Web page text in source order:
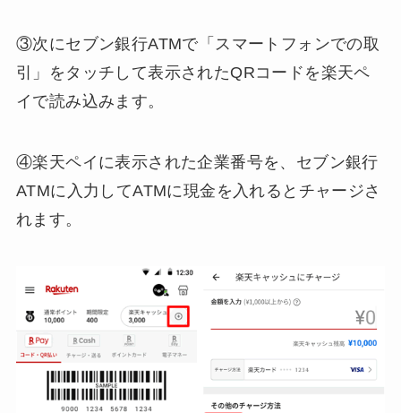
③次にセブン銀行ATMで「スマートフォンでの取
引」をタッチして表示されたQRコードを楽天ペ
イで読み込みます。
④楽天ペイに表示された企業番号を、セブン銀行
ATMに入力してATMに現金を入れるとチャージさ
れます。